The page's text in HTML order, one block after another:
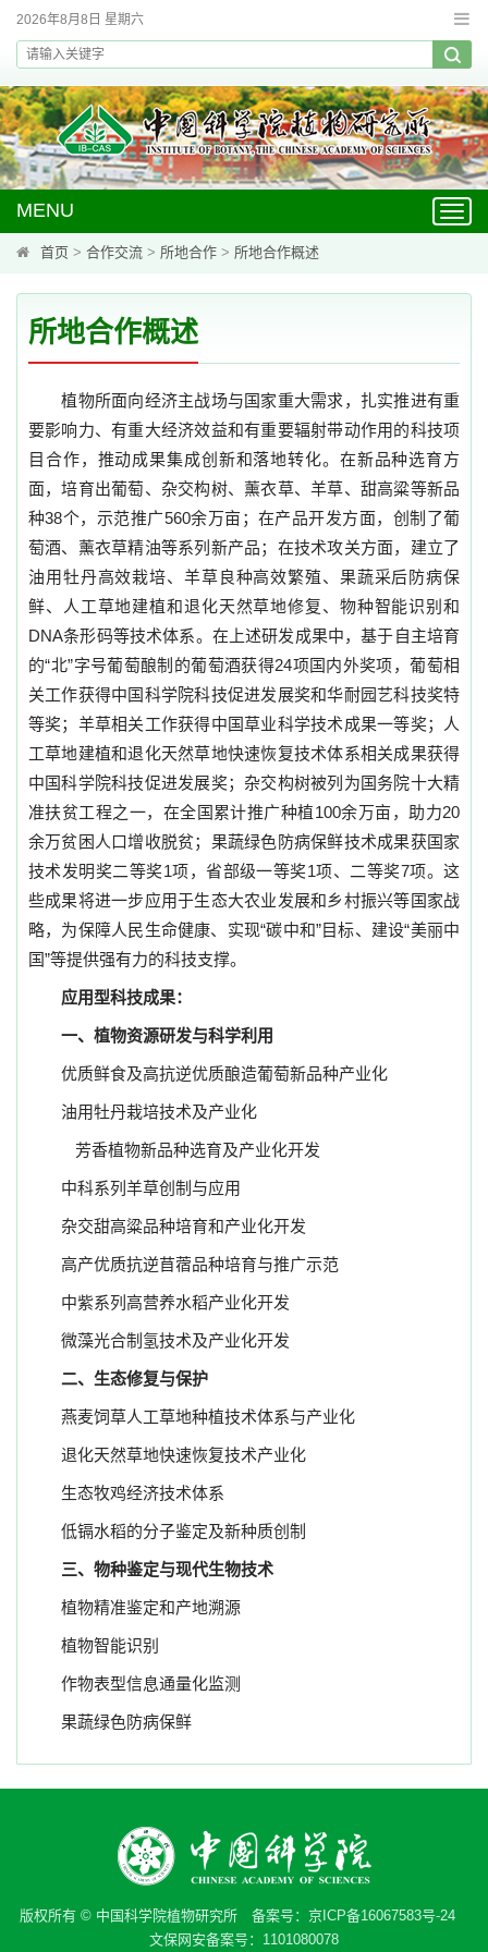
2026年8月8日 星期六
MENU
首页 > 合作交流 > 所地合作 > 所地合作概述
所地合作概述
植物所面向经济主战场与国家重大需求，扎实推进有重
要影响力、有重大经济效益和有重要辐射带动作用的科技项
目合作，推动成果集成创新和落地转化。在新品种选育方
面，培育出葡萄、杂交构树、薰衣草、羊草、甜高粱等新品
种38个，示范推广560余万亩；在产品开发方面，创制了葡
萄酒、薰衣草精油等系列新产品；在技术攻关方面，建立了
油用牡丹高效栽培、羊草良种高效繁殖、果蔬采后防病保
鲜、人工草地建植和退化天然草地修复、物种智能识别和
DNA条形码等技术体系。在上述研发成果中，基于自主培育
的“北”字号葡萄酿制的葡萄酒获得24项国内外奖项，葡萄相
关工作获得中国科学院科技促进发展奖和华耐园艺科技奖特
等奖；羊草相关工作获得中国草业科学技术成果一等奖；人
工草地建植和退化天然草地快速恢复技术体系相关成果获得
中国科学院科技促进发展奖；杂交构树被列为国务院十大精
准扶贫工程之一，在全国累计推广种植100余万亩，助力20
余万贫困人口增收脱贫；果蔬绿色防病保鲜技术成果获国家
技术发明奖二等奖1项，省部级一等奖1项、二等奖7项。这
些成果将进一步应用于生态大农业发展和乡村振兴等国家战
略，为保障人民生命健康、实现“碳中和”目标、建设“美丽中
国”等提供强有力的科技支撑。
应用型科技成果：
一、植物资源研发与科学利用
优质鲜食及高抗逆优质酿造葡萄新品种产业化
油用牡丹栽培技术及产业化
芳香植物新品种选育及产业化开发
中科系列羊草创制与应用
杂交甜高粱品种培育和产业化开发
高产优质抗逆苜蓿品种培育与推广示范
中紫系列高营养水稻产业化开发
微藻光合制氢技术及产业化开发
二、生态修复与保护
燕麦饲草人工草地种植技术体系与产业化
退化天然草地快速恢复技术产业化
生态牧鸡经济技术体系
低镉水稻的分子鉴定及新种质创制
三、物种鉴定与现代生物技术
植物精准鉴定和产地溯源
植物智能识别
作物表型信息通量化监测
果蔬绿色防病保鲜
版权所有 © 中国科学院植物研究所 备案号： 京ICP备16067583号-24
文保网安备案号：1101080078